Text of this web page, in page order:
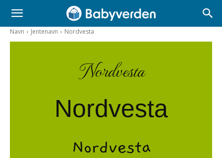
Navn Jentenavn Nordvesta
Nordvesta
Nordvesta
Nordvesta